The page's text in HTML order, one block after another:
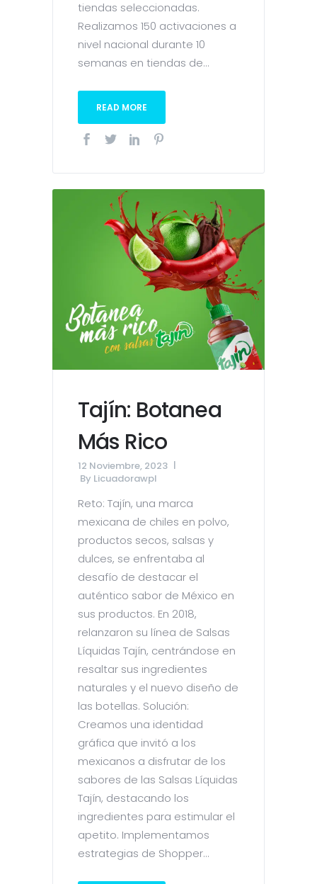
tiendas seleccionadas.
Realizamos 150 activaciones a
nivel nacional durante 10
semanas en tiendas de...
READ MORE
Tajín: Botanea
Más Rico
12 Noviembre, 2023
By Licuadorawpl
Reto: Tajín, una marca
mexicana de chiles en polvo,
productos secos, salsas y
dulces, se enfrentaba al
desafío de destacar el
auténtico sabor de México en
sus productos. En 2018,
relanzaron su línea de Salsas
Líquidas Tajín, centrándose en
resaltar sus ingredientes
naturales y el nuevo diseño de
las botellas. Solución:
Creamos una identidad
gráfica que invitó a los
mexicanos a disfrutar de los
sabores de las Salsas Líquidas
Tajín, destacando los
ingredientes para estimular el
apetito. Implementamos
estrategias de Shopper...